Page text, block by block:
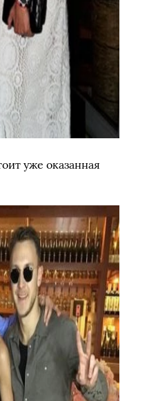
уже оказанная